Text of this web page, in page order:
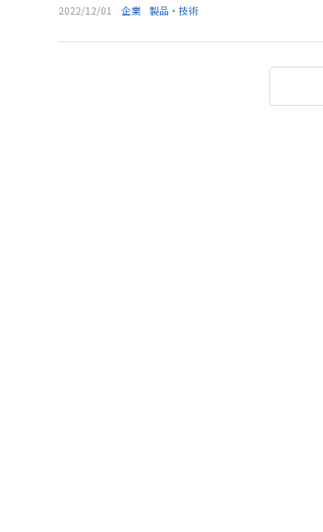
2022/12/01 企業 製品・技術